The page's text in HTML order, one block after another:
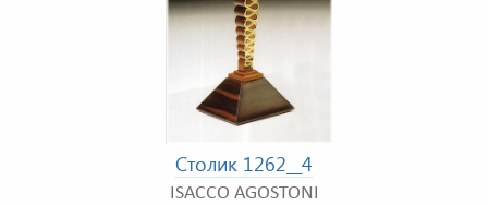
Столик 1262__4
ISACCO AGOSTONI